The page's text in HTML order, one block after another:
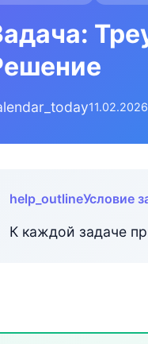
help_outlineУсловие
К каждой задаче